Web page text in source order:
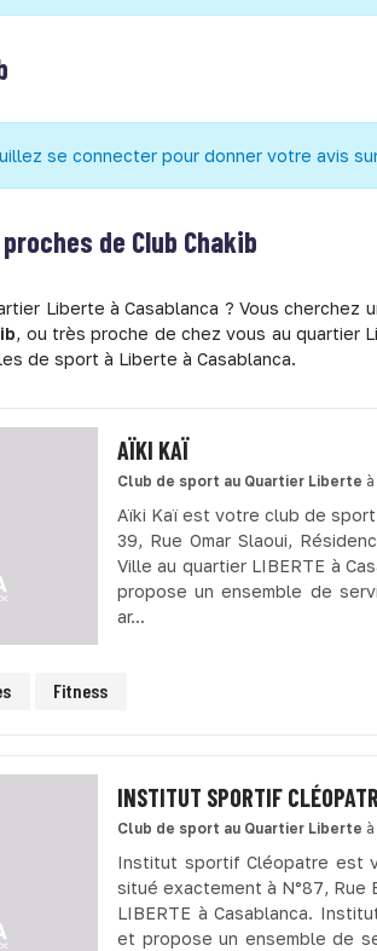
se connecter pour donner votre avis
de Club Chakib
Liberte à Casablanca ? Vous
, ou très proche de chez vous au quartier
de sport à Liberte à Casablanca.
AÏKI KAÏ
Club de sport au Quartier Liberte à
Aïki Kaï est votre club de
39, Rue Omar Slaoui,
Ville au quartier LIBERTE à
propose un ensemble de
ar...
Fitness
INSTITUT SPORTIF
Club de sport au Quartier Liberte à
Institut sportif Cléopatre est
situé exactement à N°87, Rue
LIBERTE à Casablanca.
et propose un ensemble de